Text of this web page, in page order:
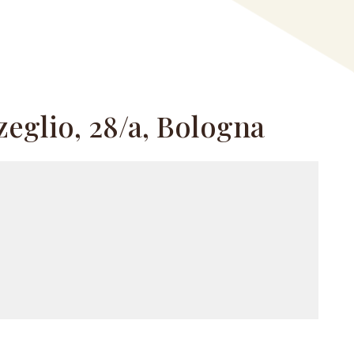
28/a, Bologna